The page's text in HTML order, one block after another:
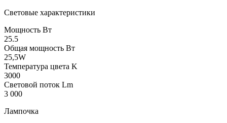
Световые характеристики
Мощность Вт
25.5
Общая мощность Вт
25,5W
Температура цвета K
3000
Световой поток Lm
3 000
Лампочка